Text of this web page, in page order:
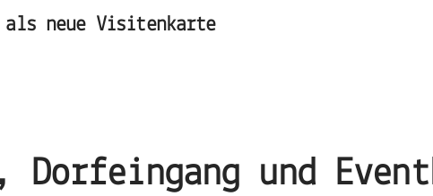
als neue Visitenkarte
Dorfeingang und